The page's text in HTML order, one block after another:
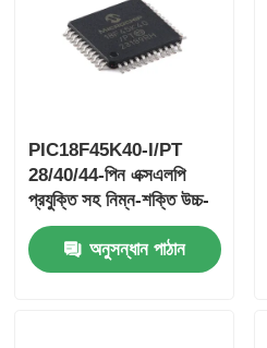
PIC18F45K40-I/PT
28/40/44-পিন এক্সএলপি
প্রযুক্তি সহ নিম্ন-শক্তি উচ্চ-
কার্যকারিতা মাইক্রোকন্ট্রোলার
অনুসন্ধান পাঠান